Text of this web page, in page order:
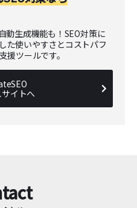
動生成機能も！SEO対策に
た使いやすさとコストパフ
援ツールです。
イトへ